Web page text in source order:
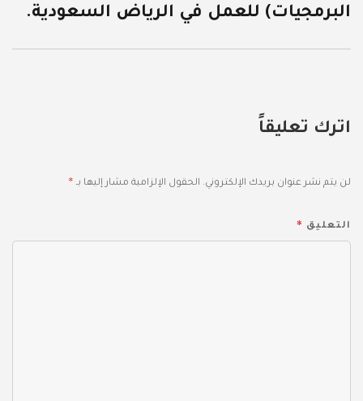
البرمجيات) للعمل في الرياض السعودية.
اترك تعليقاً
لن يتم نشر عنوان بريدك الإلكتروني. الحقول الإلزامية مشار إليها بـ *
التعليق *